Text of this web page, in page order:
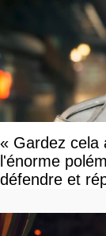
« Gardez cela
l'énorme
défendre et